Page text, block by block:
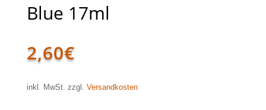
Blue 17ml
2,60€
inkl. MwSt. zzgl. Versandkosten